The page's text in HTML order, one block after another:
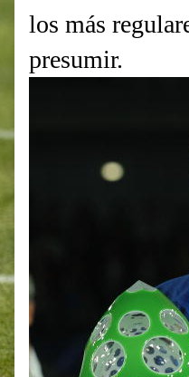
los más
presumir.